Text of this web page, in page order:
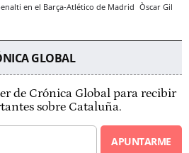
en el Barça-Atlético de Madrid Òscar Gil
GLOBAL
de Crónica Global para recibir
sobre Cataluña.
APUNTARME